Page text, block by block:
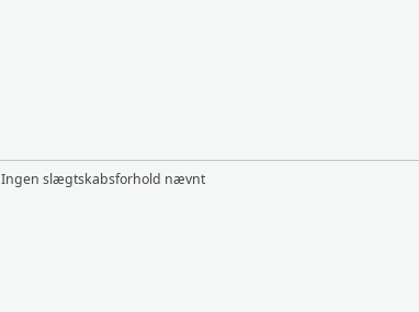
Ingen slægtskabsforhold nævnt